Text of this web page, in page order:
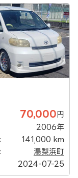
70,000 円
2006年
141,000 km
湯梨浜町
2024-07-25